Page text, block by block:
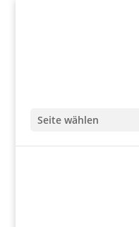
Seite wählen